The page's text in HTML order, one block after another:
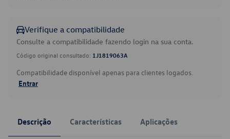
Verifique a compatibilidade
Consulte a compatibilidade fazendo login na sua conta.
Código original consultado: 1J1819063A
Compatibilidade disponível apenas para clientes logados.
Entrar
Descrição Características Aplicações